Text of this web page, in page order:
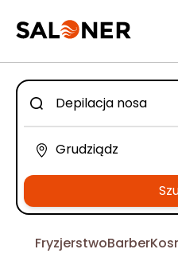
FryzjerstwoBarber